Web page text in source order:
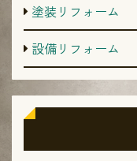
塗装リフォーム
設備リフォーム